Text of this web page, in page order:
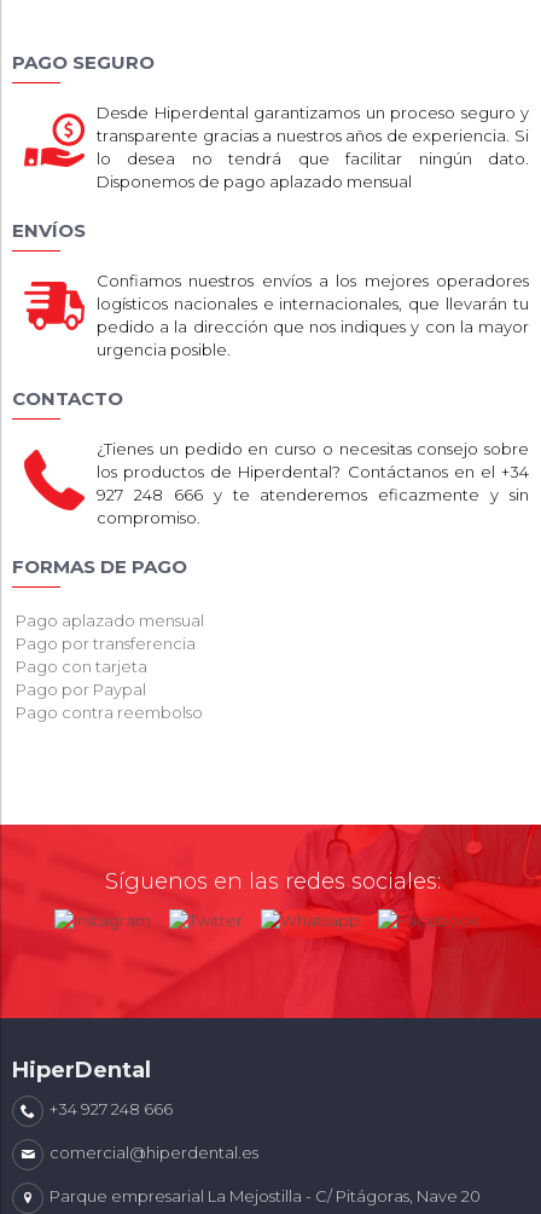
PAGO SEGURO
Desde Hiperdental garantizamos un proceso seguro y
transparente gracias a nuestros años de experiencia. Si
lo desea no tendrá que facilitar ningún dato.
Disponemos de pago aplazado mensual
ENVÍOS
Confiamos nuestros envíos a los mejores operadores
logísticos nacionales e internacionales, que llevarán tu
pedido a la dirección que nos indiques y con la mayor
urgencia posible.
CONTACTO
¿Tienes un pedido en curso o necesitas consejo sobre
los productos de Hiperdental? Contáctanos en el +34
927 248 666 y te atenderemos eficazmente y sin
compromiso.
FORMAS DE PAGO
Pago aplazado mensual
Pago por transferencia
Pago con tarjeta
Pago por Paypal
Pago contra reembolso
Síguenos en las redes sociales:
HiperDental
+34 927 248 666
comercial@hiperdental.es
Parque empresarial La Mejostilla - C/ Pitágoras, Nave 20